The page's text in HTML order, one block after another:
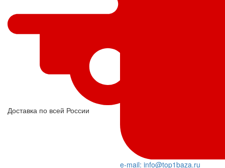
Доставка по всей России
e-mail: info@top1baza.ru